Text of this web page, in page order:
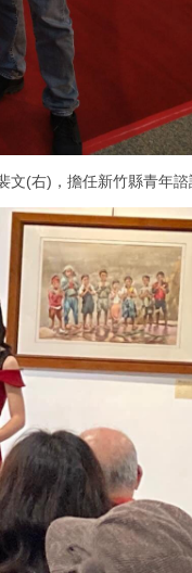
(右)，擔任新竹縣青年諮